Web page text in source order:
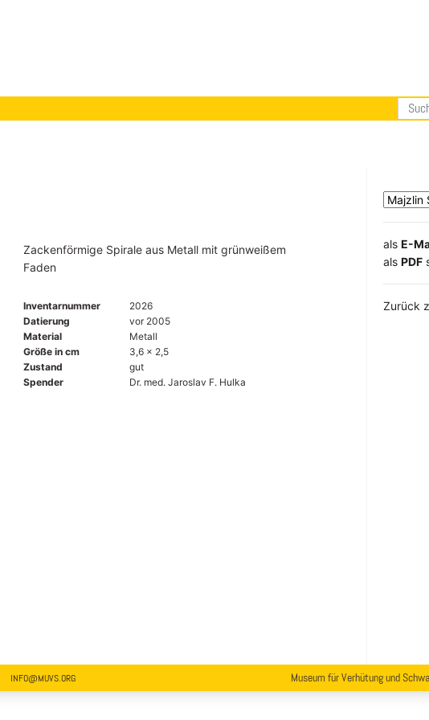
Zackenförmige Spirale aus Metall mit grünweißem
Faden
Inventarnummer
2026
Datierung
vor 2005
Material
Metall
Größe in cm
3,6 x 2,5
Zustand
gut
Spender
Dr. med. Jaroslav F. Hulka
als E-
​​​​​​​​​​​​​​​​​als PDF
Zurück
INFO@MUVS.ORG Museum für Verhütung und